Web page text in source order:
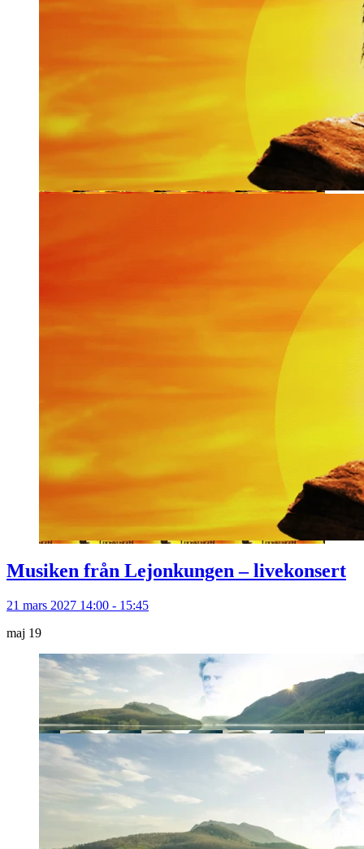
Musiken från Lejonkungen – livekonsert
21 mars 2027 14:00 - 15:45
maj 19